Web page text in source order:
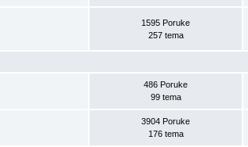
1595 Poruke
257 tema
486 Poruke
99 tema
3904 Poruke
176 tema